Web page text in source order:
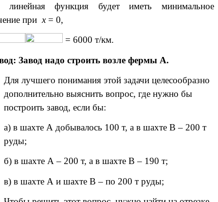
линейная функция будет иметь минимальное
прих= 0,
= 6000 т/км.
Завод надо строить возле фермы А.
Для лучшего понимания этой задачи целесообразно
дополнительно выяснить вопрос, где нужно бы
построить завод, если бы:
а) в шахте А добывалось 100 т, а в шахте В – 200 т
руды;
б) в шахте А – 200 т, а в шахте В – 190 т;
в) в шахте А и шахте В – по 200 т руды;